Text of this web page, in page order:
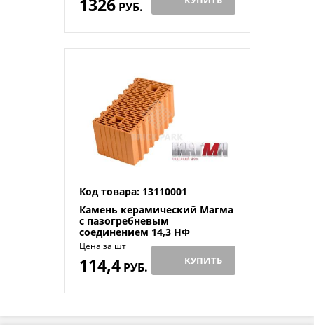
1326РУБ.
Код товара: 13110001
Камень керамический Магма
с пазогребневым
соединением 14,3 НФ
Цена за шт
114,4РУБ. КУПИТЬ